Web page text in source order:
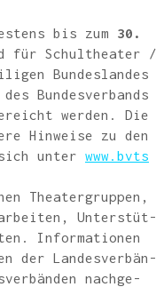
bis zum 30.
für Schul­thea­ter /
Bun­des­lan­des
Bun­des­ver­bands
wer­den. Die
Hin­wei­se zu den
unter www​.bvts​
Thea­ter­grup­pen,
arbei­ten, Unter­stüt­
Infor­ma­tio­nen
der Lan­des­ver­bän­
nach­ge­